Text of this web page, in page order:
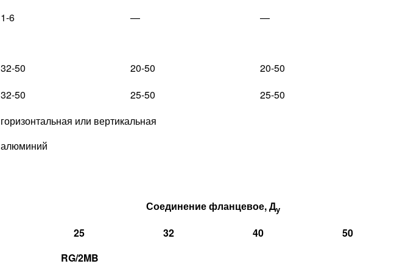
1-6 —
—
32-50 20-50
20-50
32-50 25-50
25-50
горизонтальная или вертикальная
алюминий
Соединение фланцевое, Ду
25 32 40
50
RG/2MB